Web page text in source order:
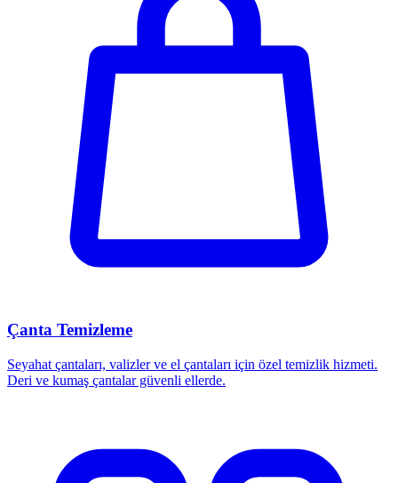
Çanta Temizleme
Seyahat çantaları, valizler ve el çantaları için özel temizlik hizmeti.
Deri ve kumaş çantalar güvenli ellerde.